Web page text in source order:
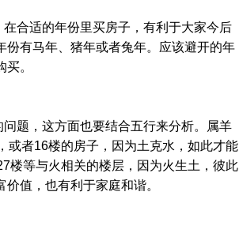
合适的年份里买房子，有利于大家今后
有马年、猪年或者兔年。应该避开的年
。
题，这方面也要结合五行来分析。属羊
或者16楼的房子，因为土克水，如此才能
楼等与火相关的楼层，因为火生土，彼此
值，也有利于家庭和谐。